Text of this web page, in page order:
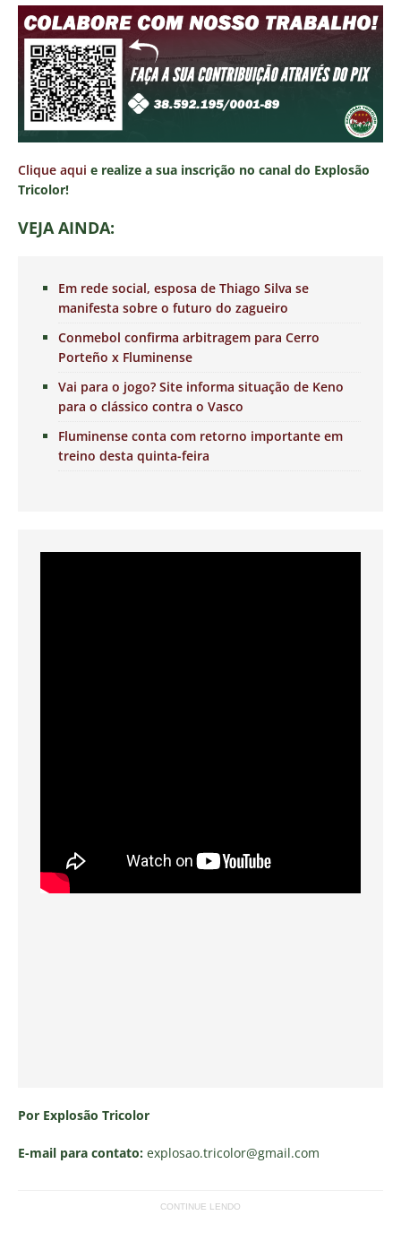
Clique aqui e realize a sua inscrição no canal do Explosão
Tricolor!
VEJA AINDA:
Em rede social, esposa de Thiago Silva se
manifesta sobre o futuro do zagueiro
Conmebol confirma arbitragem para Cerro
Porteño x Fluminense
Vai para o jogo? Site informa situação de Keno
para o clássico contra o Vasco
Fluminense conta com retorno importante em
treino desta quinta-feira
Por Explosão Tricolor
E-mail para contato: explosao.tricolor@gmail.com
CONTINUE LENDO